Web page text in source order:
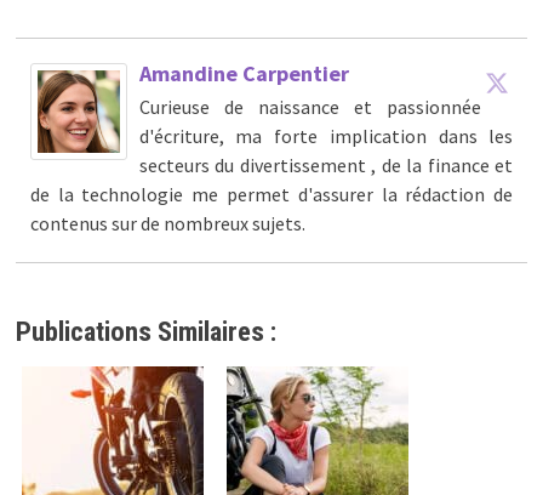
Amandine Carpentier
Curieuse de naissance et passionnée
d'écriture, ma forte implication dans les
secteurs du divertissement , de la finance et
de la technologie me permet d'assurer la rédaction de
contenus sur de nombreux sujets.
Publications Similaires :